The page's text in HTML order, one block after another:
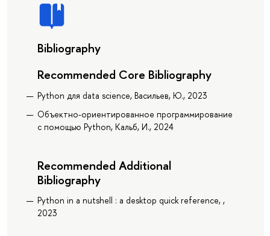
Bibliography
Recommended Core Bibliography
Python для data science, Васильев, Ю., 2023
Объектно-ориентированное программирование
с помощью Python, Кальб, И., 2024
Recommended Additional
Bibliography
Python in a nutshell : a desktop quick reference, ,
2023